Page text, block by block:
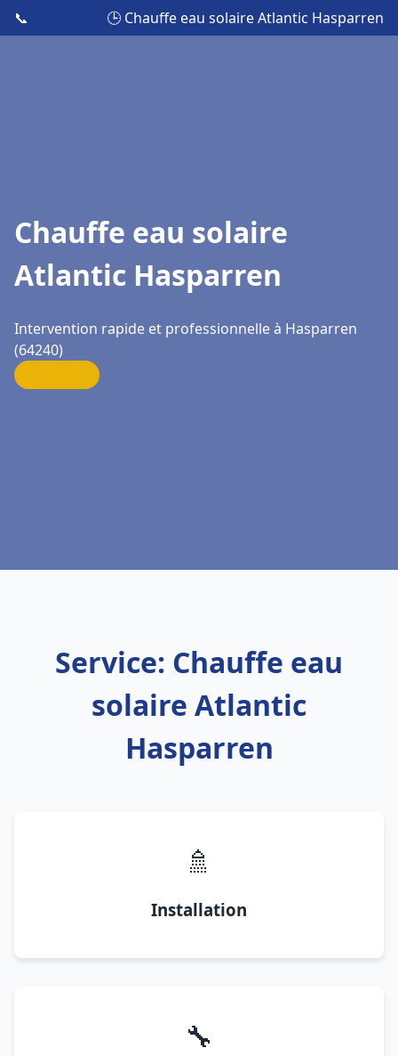
📞 🕒 Chauffe eau solaire Atlantic Hasparren
Chauffe eau solaire
Atlantic Hasparren
Intervention rapide et professionnelle à Hasparren
(64240)
Service: Chauffe eau
solaire Atlantic
Hasparren
🚿
Installation
🔧